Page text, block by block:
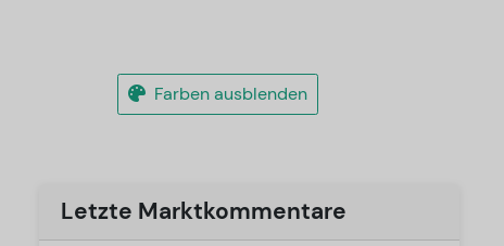
Farben ausblenden
Letzte Marktkommentare